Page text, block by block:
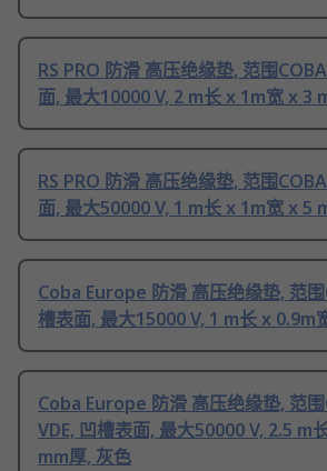
RS PRO 防滑 高压绝缘垫, 范围
面, 最大10000 V, 2 m长 x 1m宽 x 3
RS PRO 防滑 高压绝缘垫, 范围
面, 最大50000 V, 1 m长 x 1m宽 x 5
Coba Europe 防滑 高压绝缘垫, 范
槽表面, 最大15000 V, 1 m长 x 0.9m
Coba Europe 防滑 高压绝缘垫, 范
VDE, 凹槽表面, 最大50000 V, 2.5 m
mm厚, 灰色